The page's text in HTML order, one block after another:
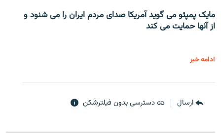
مایک پمپئو می گوید آمریکا صدای مردم ایران را می شنود و
از آنها حمایت می کند
ادامه خبر
ارسال دسترسی بدون فیلترشکن